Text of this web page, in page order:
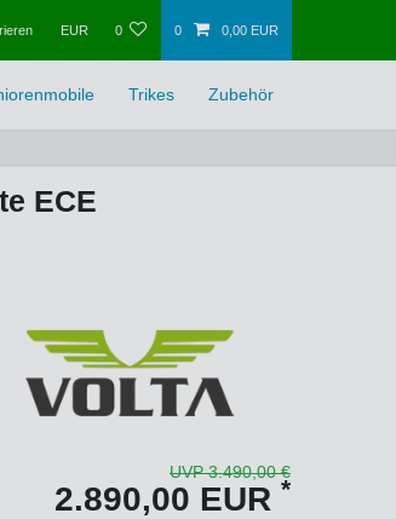
EUR 0 0 0,00 EUR
Trikes Zubehör
ECE
UVP 3.490,00 €
2.890,00 EUR *